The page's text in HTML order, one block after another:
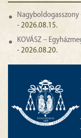
- 2026.08.15.
KOVÁSZ –
- 2026.08.20.